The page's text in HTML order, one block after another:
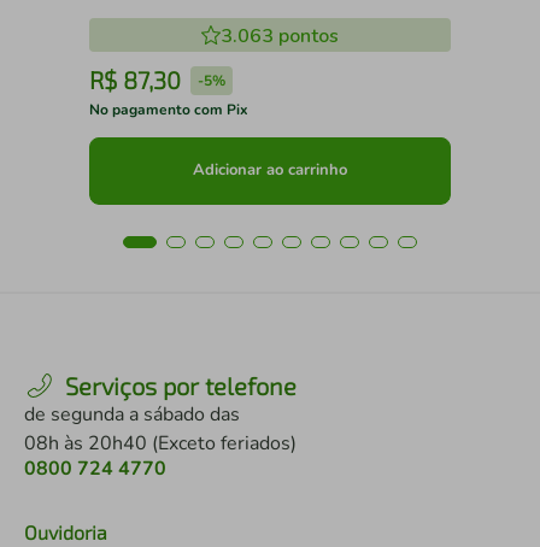
3.063 pontos
R$ 87,30 -5%
No pagamento com Pix
Adicionar ao carrinho
Serviços por telefone
de segunda a sábado das
08h às 20h40 (Exceto feriados)
0800 724 4770
Ouvidoria